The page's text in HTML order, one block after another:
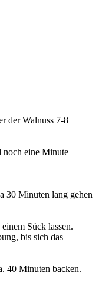
der Walnuss 7-8
noch eine Minute
30 Minuten lang gehen
Sück lassen.
bis sich das
40 Minuten backen.